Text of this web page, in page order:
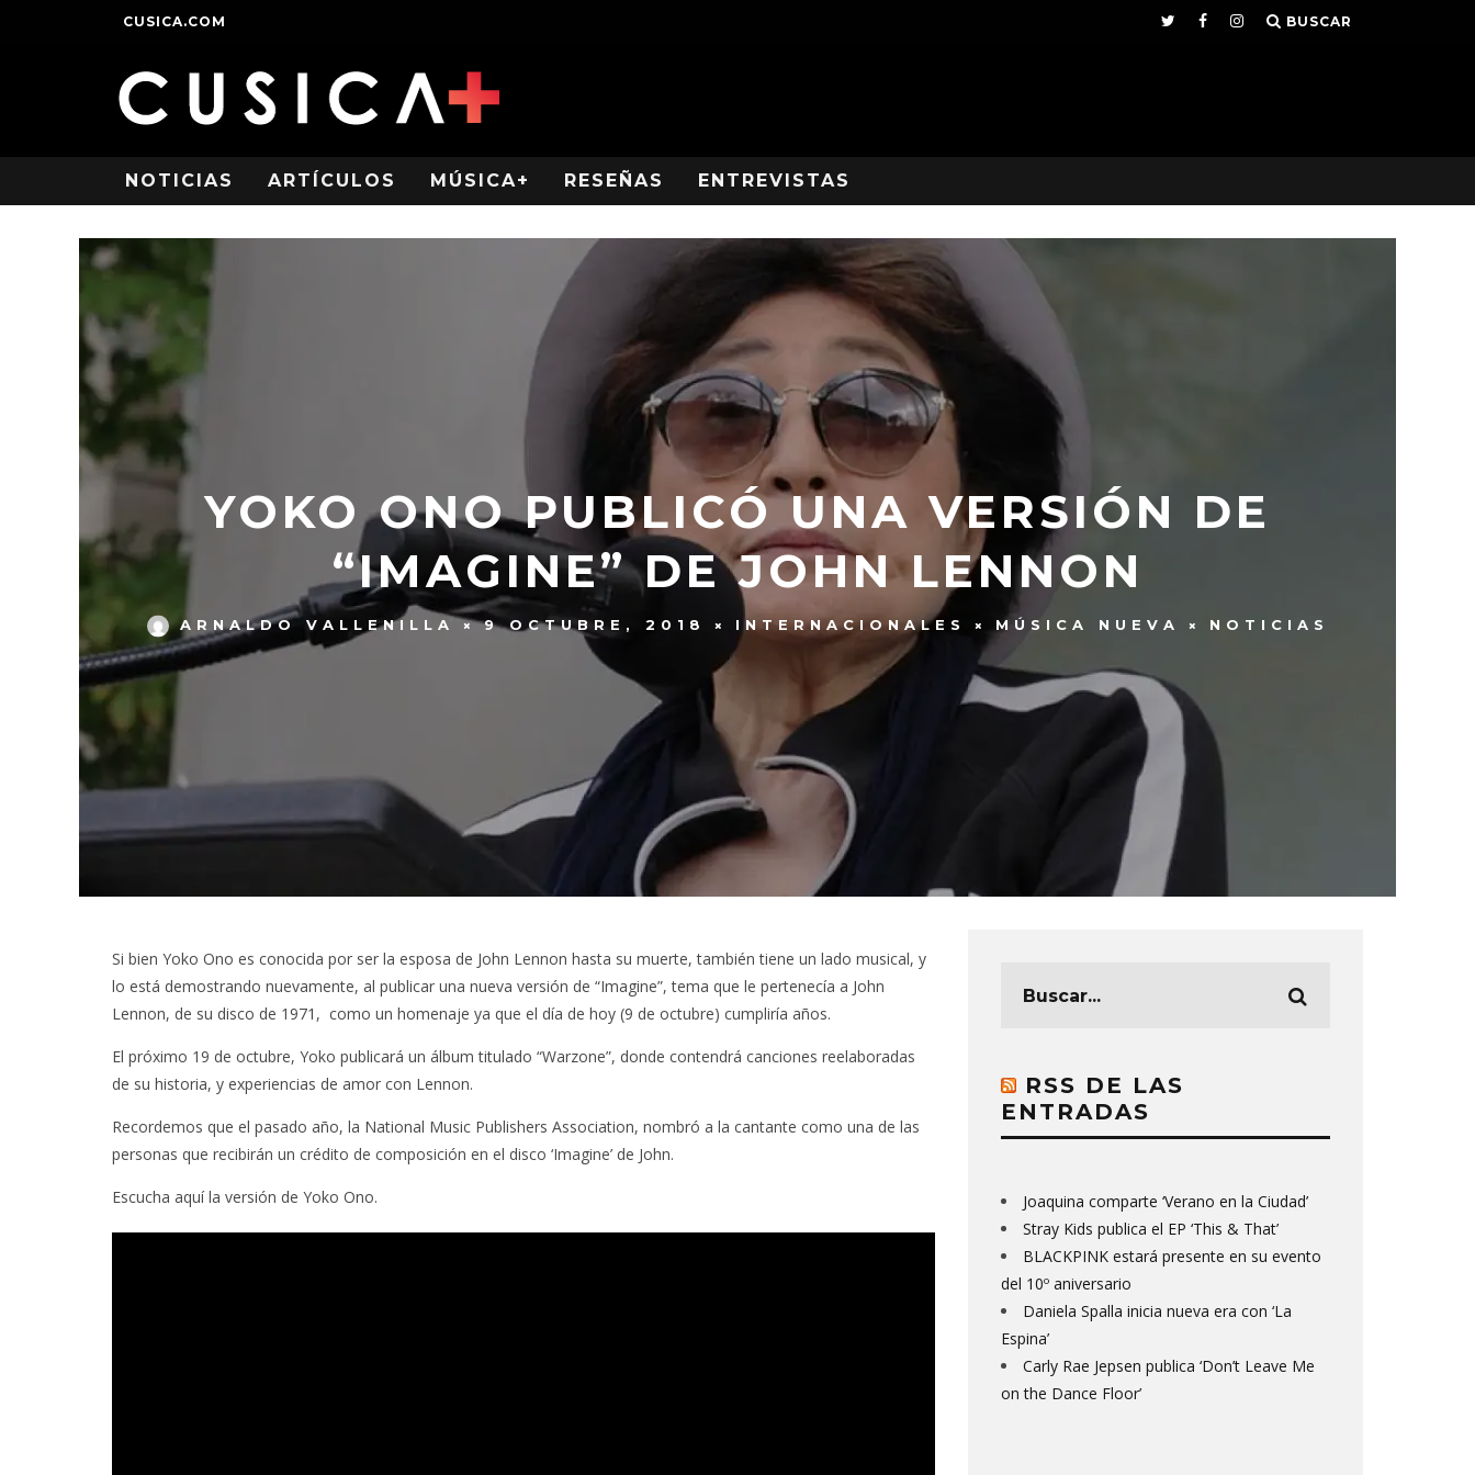
CUSICA.COM BUSCAR
NOTICIAS ARTÍCULOS MÚSICA+ RESEÑAS ENTREVISTAS
YOKO ONO PUBLICÓ UNA VERSIÓN DE
“IMAGINE” DE JOHN LENNON
ARNALDO VALLENILLA 9 OCTUBRE, 2018 INTERNACIONALES MÚSICA NUEVA NOTICIAS
Si bien Yoko Ono es conocida por ser la esposa de John Lennon hasta su muerte, también tiene un lado musical, y
lo está demostrando nuevamente, al publicar una nueva versión de “Imagine”, tema que le pertenecía a John
Lennon, de su disco de 1971, como un homenaje ya que el día de hoy (9 de octubre) cumpliría años.
El próximo 19 de octubre, Yoko publicará un álbum titulado “Warzone”, donde contendrá canciones reelaboradas
de su historia, y experiencias de amor con Lennon.
Recordemos que el pasado año, la National Music Publishers Association, nombró a la cantante como una de las
personas que recibirán un crédito de composición en el disco ‘Imagine’ de John.
Escucha aquí la versión de Yoko Ono.
RSS DE LAS
ENTRADAS
Joaquina comparte ‘Verano en la Ciudad’
Stray Kids publica el EP ‘This & That’
BLACKPINK estará presente en su evento
del 10º aniversario
Daniela Spalla inicia nueva era con ‘La
Espina’
Carly Rae Jepsen publica ‘Don’t Leave Me
on the Dance Floor’